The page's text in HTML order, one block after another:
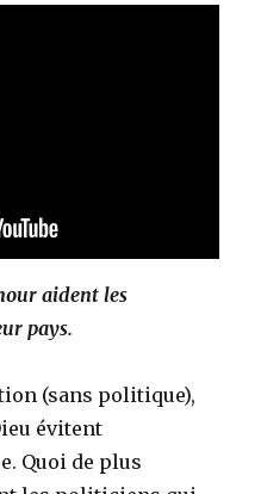
aident les
pays.
(sans politique),
évitent
Quoi de plus